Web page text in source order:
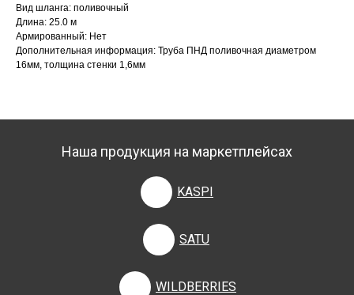
Вид шланга: поливочный
Длина: 25.0 м
Армированный: Нет
Дополнительная информация: Труба ПНД поливочная диаметром
16мм, толщина стенки 1,6мм
Наша продукция на маркетплейсах
KASPI
SATU
WILDBERRIES